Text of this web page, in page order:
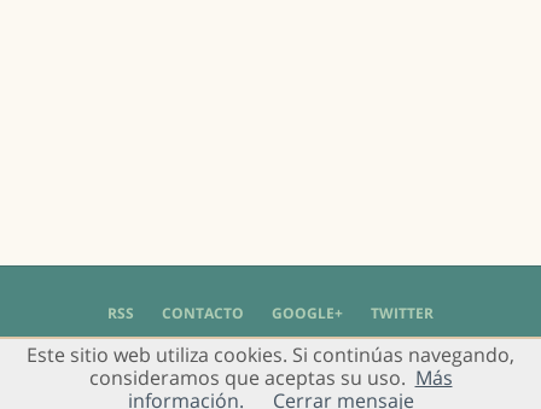
RSS CONTACTO GOOGLE+ TWITTER
© 2004 - 2018 Grupo de Usuarios de Gimp en Español -Política de Privacidad
Aviso Legal
Este sitio web utiliza cookies. Si continúas navegando,
consideramos que aceptas su uso. Más
información.
Cerrar mensaje